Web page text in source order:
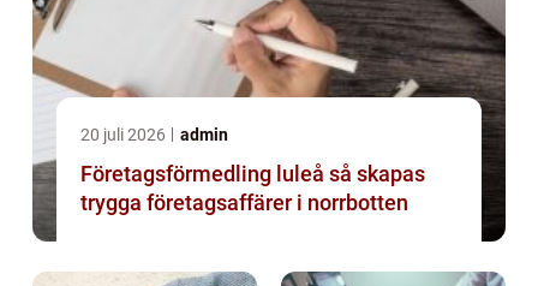
20 juli 2026 admin
Företagsförmedling luleå så skapas
trygga företagsaffärer i norrbotten